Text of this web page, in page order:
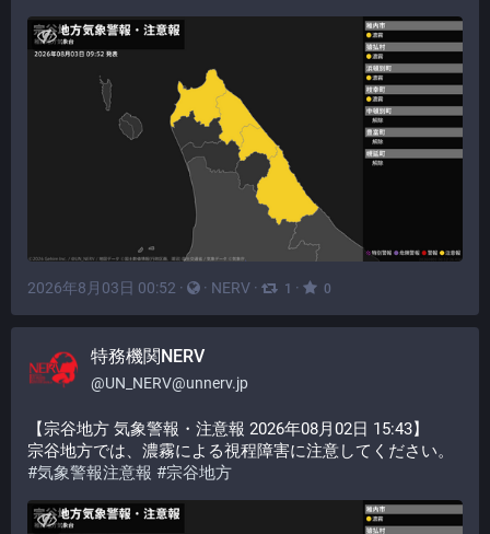
2026年8月03日 00:52 · · NERV · 1 · 0
特務機関NERV
@UN_NERV@unnerv.jp
【宗谷地方 気象警報・注意報 2026年08月02日 15:43】
宗谷地方では、濃霧による視程障害に注意してください。
#気象警報注意報 #宗谷地方